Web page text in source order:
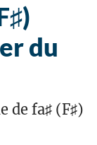
du
de fa♯ (F♯)